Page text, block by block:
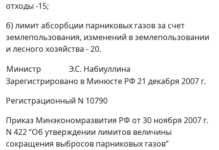
отходы -15;
б) лимит абсорбции парниковых газов за счет
землепользования, изменений в землепользовании
и лесного хозяйства - 20.
Министр
Э.С. Набиуллина
Зарегистрировано в Минюсте РФ 21 декабря 2007 г.
Регистрационный N 10790
Приказ Минэкономразвития РФ от 30 ноября 2007 г.
N 422 “Об утверждении лимитов величины
сокращения выбросов парниковых газов”